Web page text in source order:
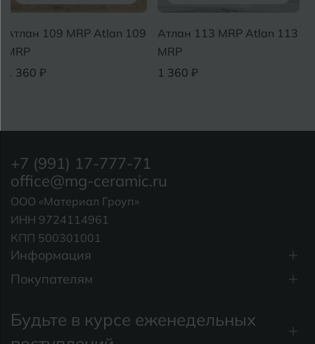
Атлан 109 MRP Atlan 109
MRP
1 360 ₽
Атлан 113 MRP Atlan 113
MRP
1 360 ₽
Информация
Покупателям
+7 (991) 17-777-71
office@mg-ceramic.ru
ООО «Материал Гроуп»
ИНН 9724114961
КПП 500301001
Будьте в курсе еженедельных